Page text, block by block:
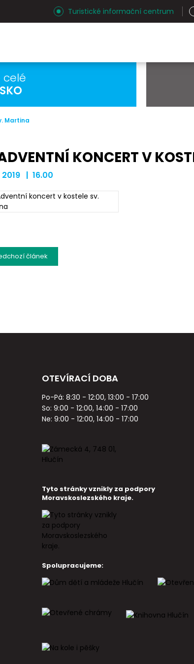
Turistické informační centrum
celé
Martina
KONCERT V
2019 | 16.00
článek
OTEVÍRACÍ DOBA
Po-Pá: 8:30 - 12:00, 13:00 - 17:00
So: 9:00 - 12:00, 14:00 - 17:00
Ne: 9:00 - 12:00, 14:00 - 17:00
Tyto stránky vznikly za podpory
Moravskoslezského kraje.
Spolupracujeme: